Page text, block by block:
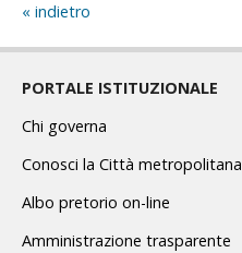
indietro
PORTALE ISTITUZIONALE
Chi governa
Conosci la Città metropolitana
Albo pretorio on-line
Amministrazione trasparente